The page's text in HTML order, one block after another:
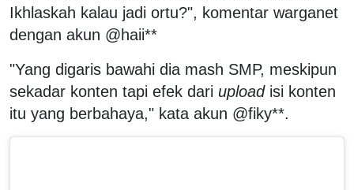
Ikhlaskah kalau jadi ortu?", komentar warganet
dengan akun @haii**
"Yang digaris bawahi dia mash SMP, meskipun
sekadar konten tapi efek dari uploadisi konten
itu yang berbahaya," kata akun @fiky**.